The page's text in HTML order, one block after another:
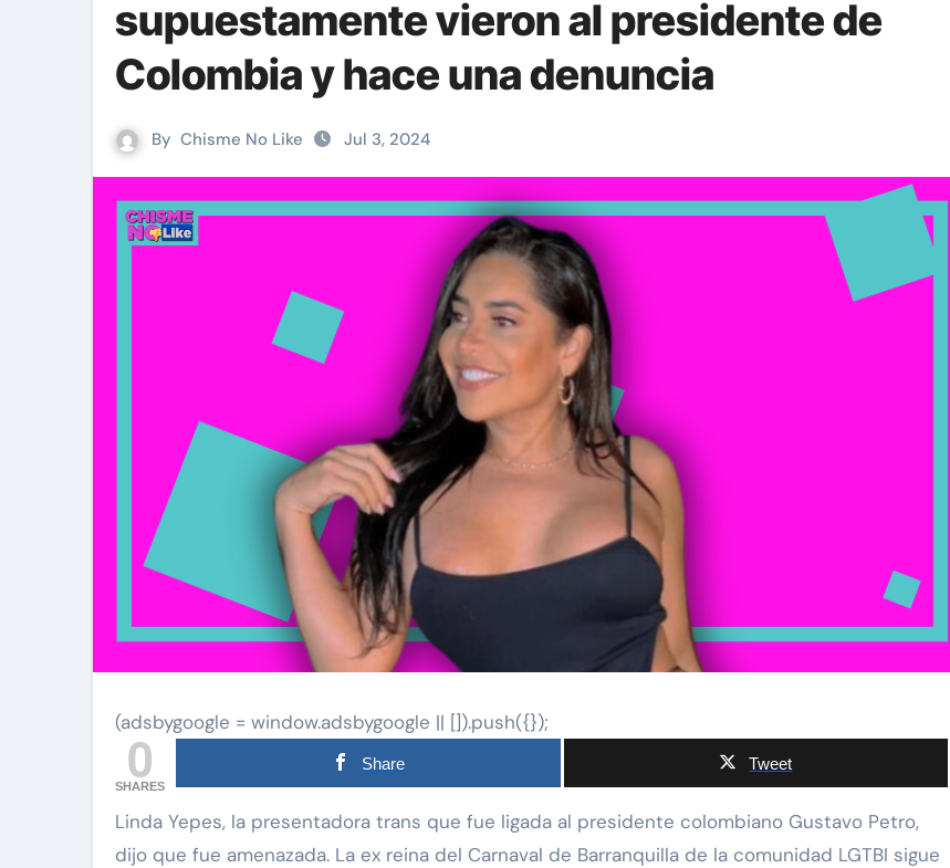
supuestamente vieron al presidente de
Colombia y hace una denuncia
By Chisme No Like Jul 3, 2024
(adsbygoogle = window.adsbygoogle || []).push({});
0
SHARES
Share Tweet
Linda Yepes, la presentadora trans que fue ligada al presidente colombiano Gustavo Petro,
dijo que fue amenazada. La ex reina del Carnaval de Barranquilla de la comunidad LGTBI sigue